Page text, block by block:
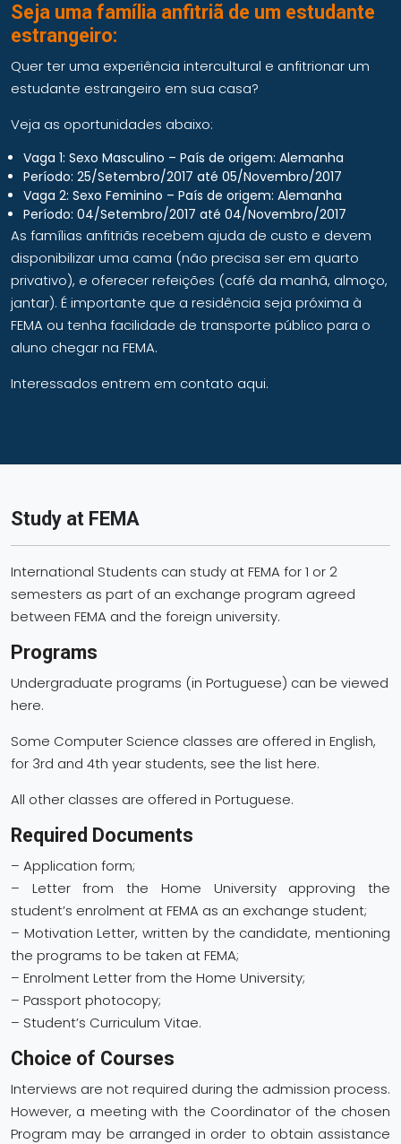
Seja uma família anfitriã de um estudante
estrangeiro:
Quer ter uma experiência intercultural e anfitrionar um
estudante estrangeiro em sua casa?
Veja as oportunidades abaixo:
Vaga 1: Sexo Masculino – País de origem: Alemanha
Período: 25/Setembro/2017 até 05/Novembro/2017
Vaga 2: Sexo Feminino – País de origem: Alemanha
Período: 04/Setembro/2017 até 04/Novembro/2017
As famílias anfitriãs recebem ajuda de custo e devem
disponibilizar uma cama (não precisa ser em quarto
privativo), e oferecer refeições (café da manhã, almoço,
jantar). É importante que a residência seja próxima à
FEMA ou tenha facilidade de transporte público para o
aluno chegar na FEMA.
Interessados entrem em contato aqui.
Study at FEMA
International Students can study at FEMA for 1 or 2
semesters as part of an exchange program agreed
between FEMA and the foreign university.
Programs
Undergraduate programs (in Portuguese) can be viewed
here.
Some Computer Science classes are offered in English,
for 3rd and 4th year students, see the list here.
All other classes are offered in Portuguese.
Required Documents
– Application form;
– Letter from the Home University approving the
student’s enrolment at FEMA as an exchange student;
– Motivation Letter, written by the candidate, mentioning
the programs to be taken at FEMA;
– Enrolment Letter from the Home University;
– Passport photocopy;
– Student’s Curriculum Vitae.
Choice of Courses
Interviews are not required during the admission process.
However, a meeting with the Coordinator of the chosen
Program may be arranged in order to obtain assistance